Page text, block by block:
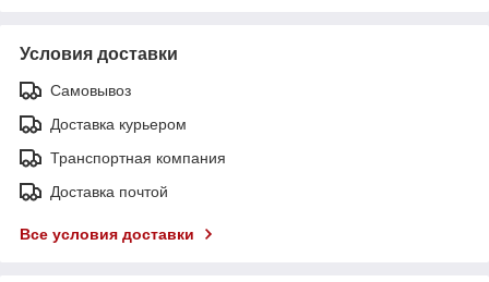
Условия доставки
Самовывоз
Доставка курьером
Транспортная компания
Доставка почтой
Все условия доставки